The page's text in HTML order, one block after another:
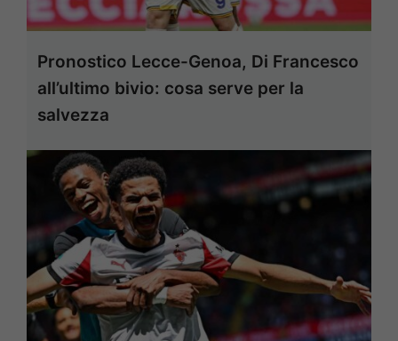
Pronostico Lecce-Genoa, Di Francesco
all’ultimo bivio: cosa serve per la
salvezza